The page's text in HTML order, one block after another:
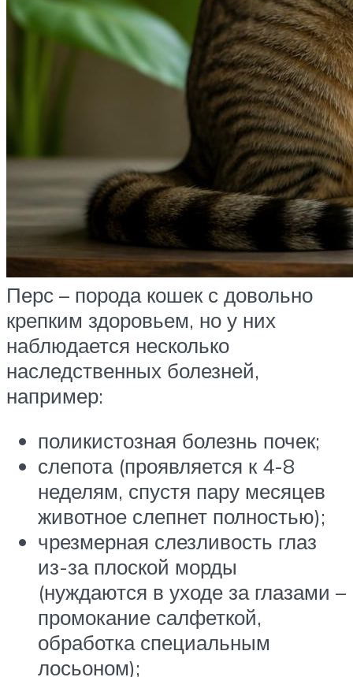
Перс – порода кошек с довольно
крепким здоровьем, но у них
наблюдается несколько
наследственных болезней,
например:
поликистозная болезнь почек;
слепота (проявляется к 4-8
неделям, спустя пару месяцев
животное слепнет полностью);
чрезмерная слезливость глаз
из-за плоской морды
(нуждаются в уходе за глазами –
промокание салфеткой,
обработка специальным
лосьоном);